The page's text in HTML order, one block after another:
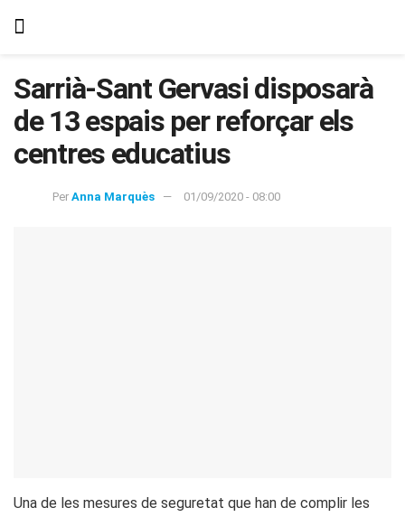
Sarrià-Sant Gervasi disposarà
de 13 espais per reforçar els
centres educatius
Per Anna Marquès 01/09/2020 - 08:00
Una de les mesures de seguretat que han de complir les